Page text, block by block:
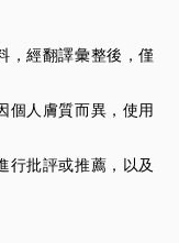
，經翻譯彙整後，僅
個人膚質而異，使用
行批評或推薦，以及